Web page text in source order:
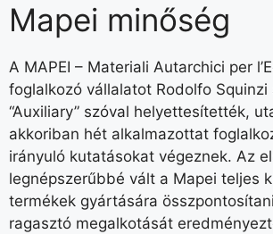
Mapei minőség
A MAPEI – Materiali Autarchici per
foglalkozó vállalatot Rodolfo
“Auxiliary” szóval helyettesítették,
akkoriban hét alkalmazottat
irányuló kutatásokat végeznek. Az
legnépszerűbbé vált a Mapei teljes
termékek gyártására
ragasztó megalkotását